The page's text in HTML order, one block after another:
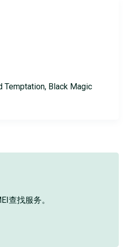
Temptation, Black Magic
查找服务。